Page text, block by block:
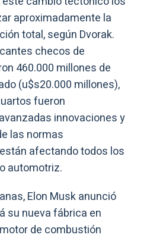
aproximadamente la
total, según Dvorak.
checos de
460.000 millones de
(u$s20.000 millones),
fueron
innovaciones y
las normas
afectando todos los
automotriz.
Elon Musk anunció
su nueva fábrica en
de combustión